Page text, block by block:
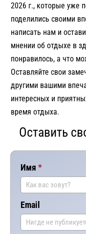
2026 г., которые уже
поделились своими
написать нам и
мнении об отдыхе в
понравилось, а что
Оставляйте свои
другими вашими
интересных и
время отдыха.
Оставить
Имя
Email